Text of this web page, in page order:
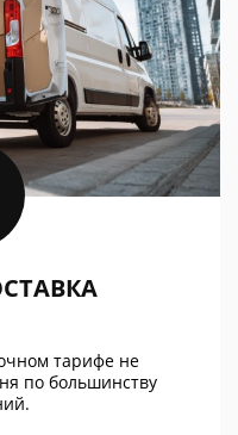
тарифе не
по большинству